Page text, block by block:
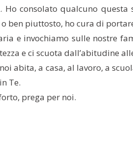
consolato qualcuno questa
ben piuttosto, ho cura di
e invochiamo sulle nostre
e ci scuota dall’abitudine
abita, a casa, al lavoro, a
Te.
prega per noi.